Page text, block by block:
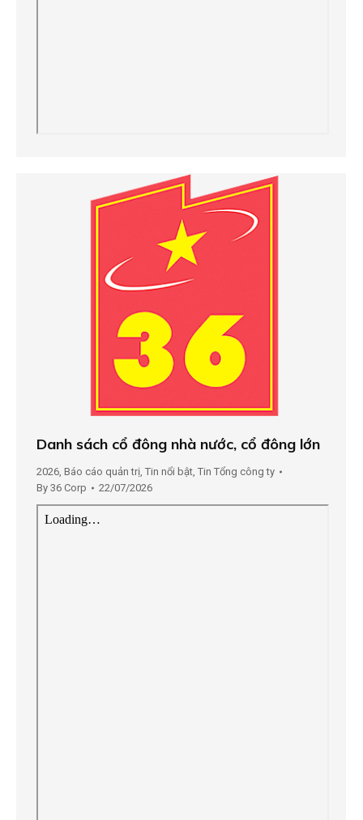
Danh sách cổ đông nhà nước, cổ đông lớn
2026 Báo cáo quản trị Tin nổi bật Tin Tổng công ty
By 36 Corp 22/07/2026